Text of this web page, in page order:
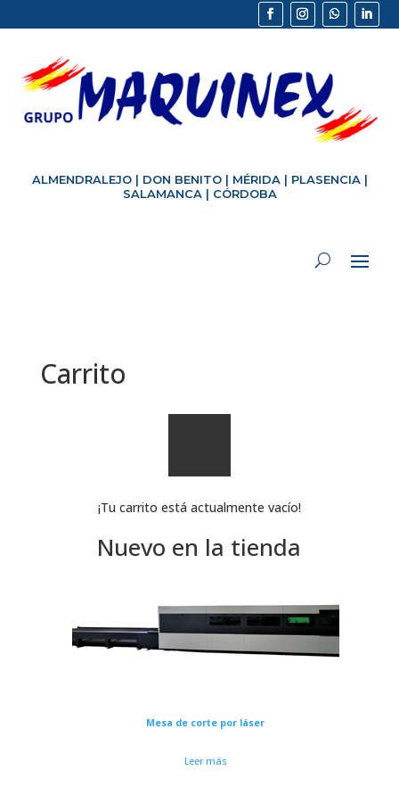
ALMENDRALEJO| DON BENITO| MÉRIDA| PLASENCIA|
SALAMANCA| CÓRDOBA
Carrito
¡Tu carrito está actualmente vacío!
Nuevo en la tienda
Mesa de corte por láser
Leer más